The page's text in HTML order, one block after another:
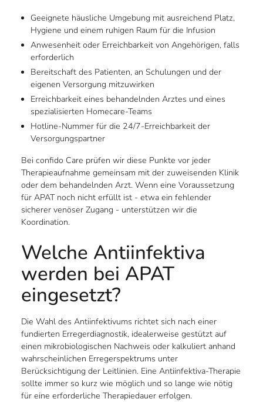
Geeignete häusliche Umgebung mit ausreichend Platz,
Hygiene und einem ruhigen Raum für die Infusion
Anwesenheit oder Erreichbarkeit von Angehörigen, falls
erforderlich
Bereitschaft des Patienten, an Schulungen und der
eigenen Versorgung mitzuwirken
Erreichbarkeit eines behandelnden Arztes und eines
spezialisierten Homecare-Teams
Hotline-Nummer für die 24/7-Erreichbarkeit der
Versorgungspartner
Bei confido Care prüfen wir diese Punkte vor jeder
Therapieaufnahme gemeinsam mit der zuweisenden Klinik
oder dem behandelnden Arzt. Wenn eine Voraussetzung
für APAT noch nicht erfüllt ist - etwa ein fehlender
sicherer venöser Zugang - unterstützen wir die
Koordination.
Welche Antiinfektiva
werden bei APAT
eingesetzt?
Die Wahl des Antiinfektivums richtet sich nach einer
fundierten Erregerdiagnostik, idealerweise gestützt auf
einen mikrobiologischen Nachweis oder kalkuliert anhand
wahrscheinlichen Erregerspektrums unter
Berücksichtigung der Leitlinien. Eine Antiinfektiva-Therapie
sollte immer so kurz wie möglich und so lange wie nötig
für eine erforderliche Therapiedauer erfolgen.